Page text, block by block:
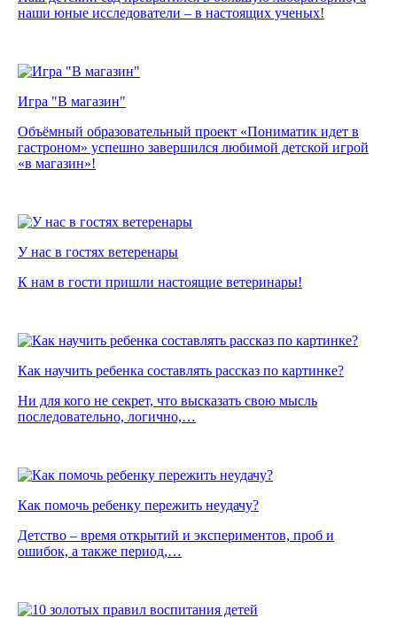
наши юные исследователи – в настоящих ученых!
Игра "В магазин"
Объёмный образовательный проект «Пониматик идет в
гастроном» успешно завершился любимой детской игрой
«в магазин»!
У нас в гостях ветеренары
К нам в гости пришли настоящие ветеринары!
Как научить ребенка составлять рассказ по картинке?
Ни для кого не секрет, что высказать свою мысль
последовательно, логично,…
Как помочь ребенку пережить неудачу?
Детство – время открытий и экспериментов, проб и
ошибок, а также период,…